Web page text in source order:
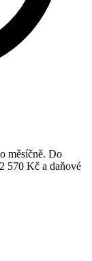
měsíčně. Do
570 Kč a daňové